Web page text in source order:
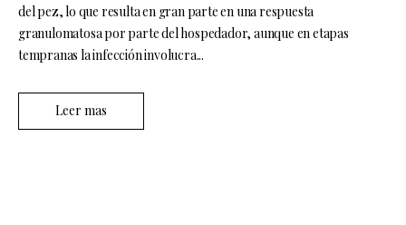
del pez, lo que resulta en gran parte en una respuesta
granulomatosa por parte del hospedador, aunque en etapas
tempranas la infección involucra...
Leer mas